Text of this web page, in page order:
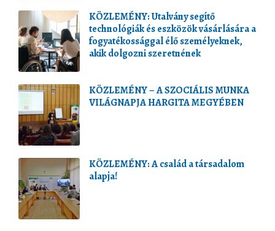
KÖZLEMÉNY: Utalvány segítő
technológiák és eszközök vásárlására a
fogyatékossággal élő személyeknek,
akik dolgozni szeretnének
KÖZLEMÉNY – A SZOCIÁLIS MUNKA
VILÁGNAPJA HARGITA MEGYÉBEN
KÖZLEMÉNY: A család a társadalom
alapja!